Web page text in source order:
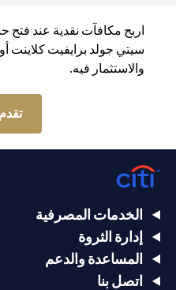
اربح مكافآت نقدية عند
سيتي جولد برايفيت كلاينت
والاستثمار فيه.
الخدمات المصرفية
إدارة الثروة
المساعدة والدعم
اتصل بنا